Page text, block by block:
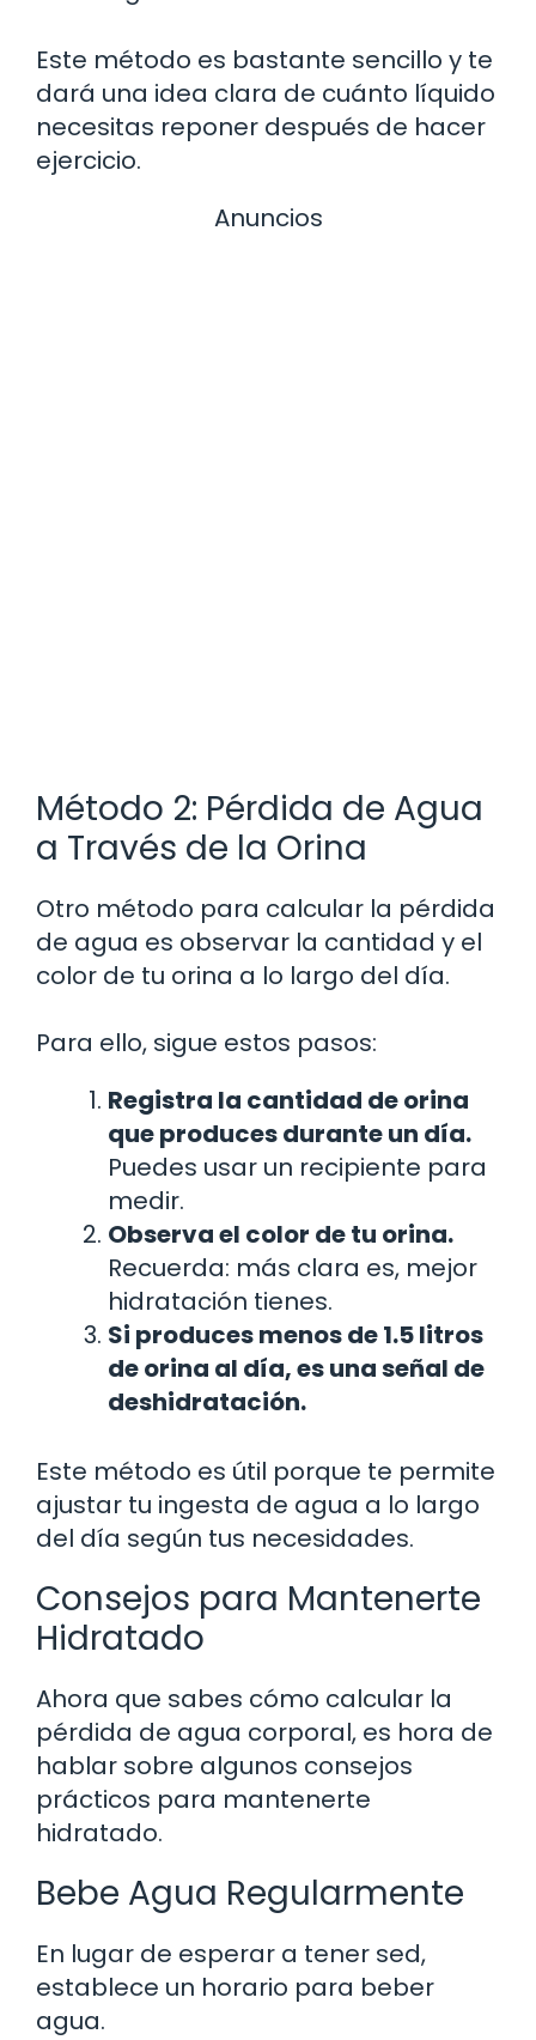
Este método es bastante sencillo y te
dará una idea clara de cuánto líquido
necesitas reponer después de hacer
ejercicio.
Anuncios
Método 2: Pérdida de Agua
a Través de la Orina
Otro método para calcular la pérdida
de agua es observar la cantidad y el
color de tu orina a lo largo del día.
Para ello, sigue estos pasos:
Registra la cantidad de orina
que produces durante un día.
Puedes usar un recipiente para
medir.
Observa el color de tu orina.
Recuerda: más clara es, mejor
hidratación tienes.
Si produces menos de 1.5 litros
de orina al día, es una señal de
deshidratación.
Este método es útil porque te permite
ajustar tu ingesta de agua a lo largo
del día según tus necesidades.
Consejos para Mantenerte
Hidratado
Ahora que sabes cómo calcular la
pérdida de agua corporal, es hora de
hablar sobre algunos consejos
prácticos para mantenerte
hidratado.
Bebe Agua Regularmente
En lugar de esperar a tener sed,
establece un horario para beber
agua.